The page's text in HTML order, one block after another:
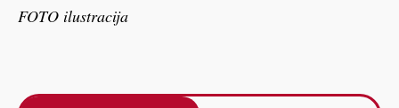
FOTO ilustracija